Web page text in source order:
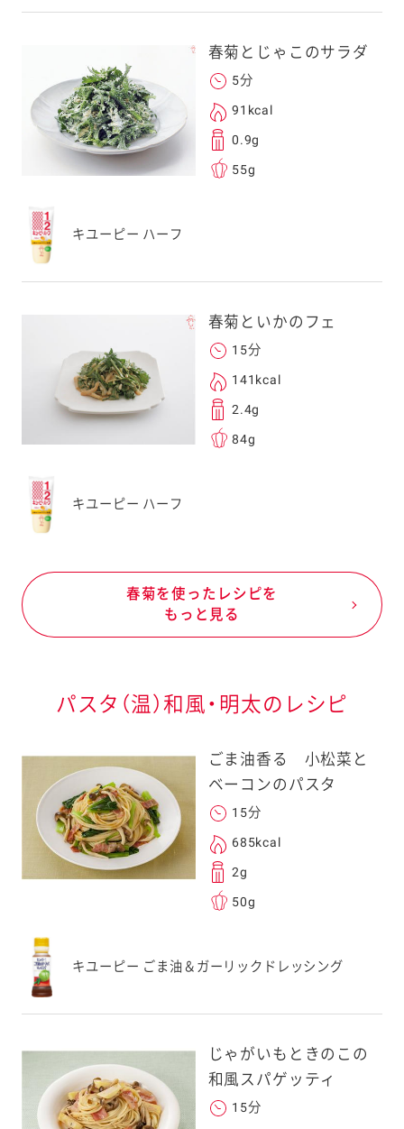
ドメイン指定受信
します。
レスは、本サービ
。当社はこの情報
ことはございませ
春菊とじゃこのサラダ
5分
91kcal
0.9g
55g
キユーピー ハーフ
春菊といかのフェ
15分
141kcal
2.4g
84g
キユーピー ハーフ
春菊を使ったレシピを
もっと見る
パスタ（温）和風・明太のレシピ
ごま油香る 小松菜と
ベーコンのパスタ
15分
685kcal
2g
50g
キユーピー ごま油＆ガーリックドレッシング
じゃがいもときのこの
和風スパゲッティ
15分